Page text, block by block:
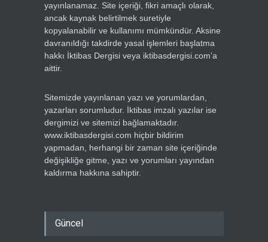
yayınlanamaz. Site içeriği, fikri amaçlı olarak,
ancak kaynak belirtilmek suretiyle
kopyalanabilir ve kullanımı mümkündür. Aksine
davranıldığı takdirde yasal işlemleri başlatma
hakkı İktibas Dergisi veya iktibasdergisi.com’a
aittir.
Sitemizde yayınlanan yazı ve yorumlardan,
yazarları sorumludur. İktibas imzalı yazılar ise
dergimizi ve sitemizi bağlamaktadır.
www.iktibasdergisi.com hiçbir bildirim
yapmadan, herhangi bir zaman site içeriğinde
değişikliğe gitme, yazı ve yorumları yayından
kaldırma hakkına sahiptir.
Güncel